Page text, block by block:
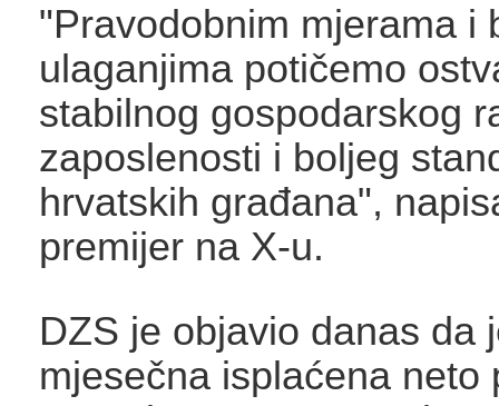
"Pravodobnim mjerama i
ulaganjima potičemo
stabilnog gospodarskog
zaposlenosti i boljeg
hrvatskih građana",
premijer na X-u.
DZS je objavio danas da
mjesečna isplaćena neto